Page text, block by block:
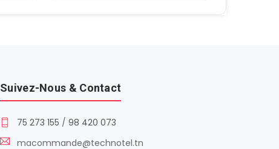
Suivez-Nous & Contact
75 273 155 / 98 420 073
macommande@technotel.tn